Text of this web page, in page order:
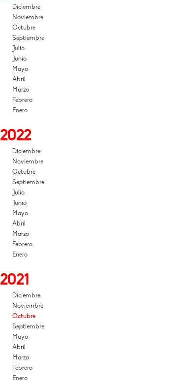
Diciembre
Noviembre
Octubre
Septiembre
Julio
Junio
Mayo
Abril
Marzo
Febrero
Enero
2022
Diciembre
Noviembre
Octubre
Septiembre
Julio
Junio
Mayo
Abril
Marzo
Febrero
Enero
2021
Diciembre
Noviembre
Octubre
Septiembre
Mayo
Abril
Marzo
Febrero
Enero